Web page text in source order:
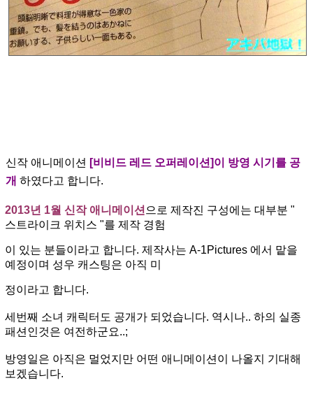
신작 애니메이션 [비비드 레드 오퍼레이션]이 방영 시기를 공
개 하였다고 합니다.
2013년 1월 신작 애니메이션 으로 제작진 구성에는 대부분 "
스트라이크 위치스 "를 제작 경험
이 있는 분들이라고 합니다. 제작사는 A-1Pictures 에서 맡을
예정이며 성우 캐스팅은 아직 미
정이라고 합니다.
세번째 소녀 캐릭터도 공개가 되었습니다. 역시나.. 하의 실종
패션인것은 여전하군요..;
방영일은 아직은 멀었지만 어떤 애니메이션이 나올지 기대해
보겠습니다.